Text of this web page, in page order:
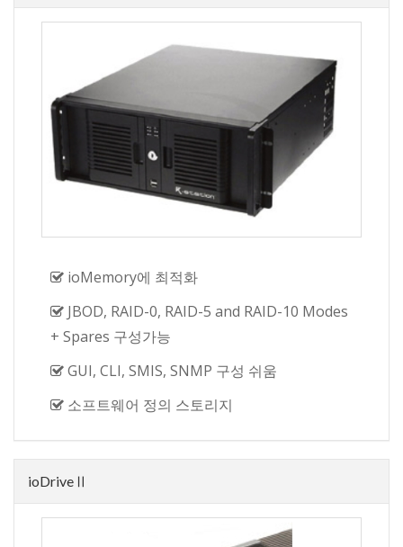
ioMemory에 최적화
JBOD, RAID-0, RAID-5 and RAID-10 Modes
+ Spares 구성가능
GUI, CLI, SMIS, SNMP 구성 쉬움
소프트웨어 정의 스토리지
ioDriveⅡ